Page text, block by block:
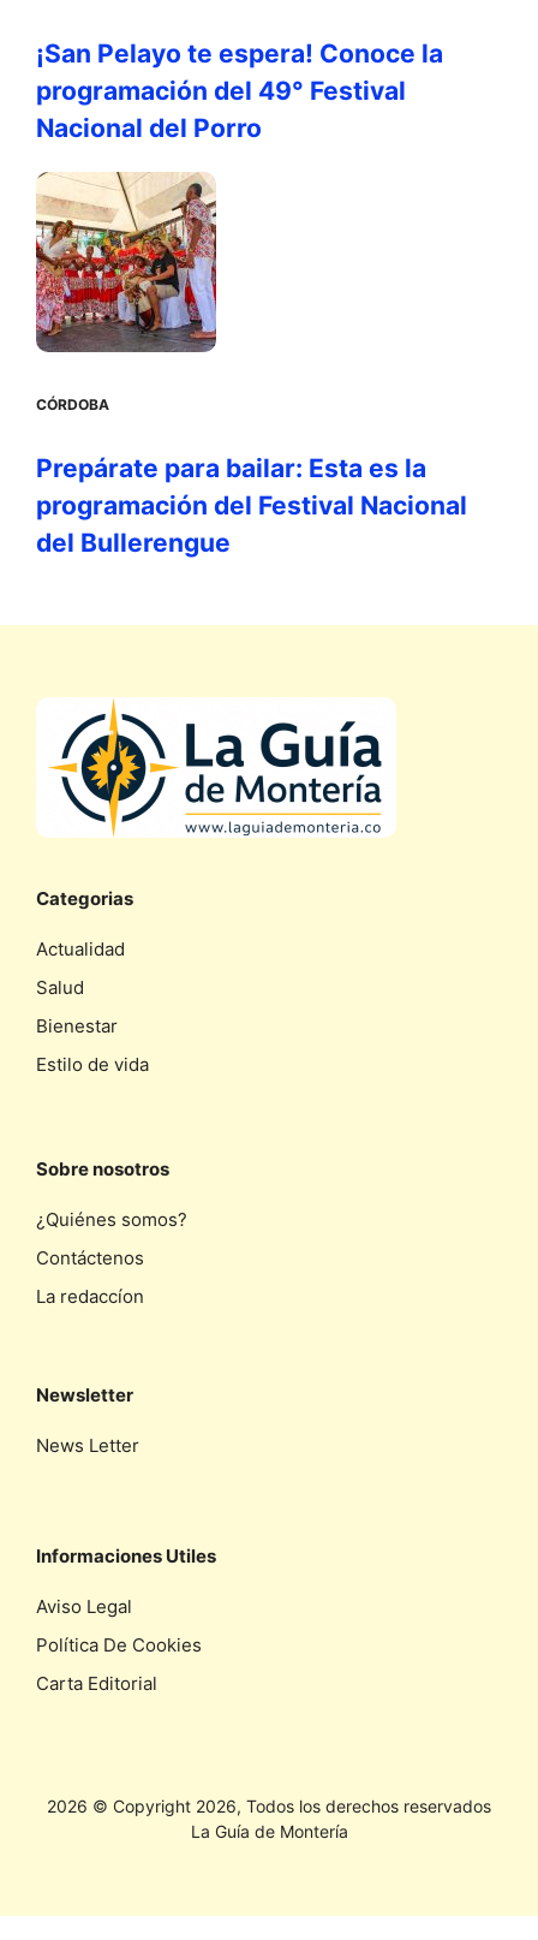
¡San Pelayo te espera! Conoce la
programación del 49° Festival
Nacional del Porro
CÓRDOBA
Prepárate para bailar: Esta es la
programación del Festival Nacional
del Bullerengue
Categorias
Actualidad
Salud
Bienestar
Estilo de vida
Sobre nosotros
¿Quiénes somos?
Contáctenos
La redaccíon
Newsletter
News Letter
Informaciones Utiles
Aviso Legal
Política De Cookies
Carta Editorial
2026 © Copyright 2026, Todos los derechos reservados
La Guía de Montería